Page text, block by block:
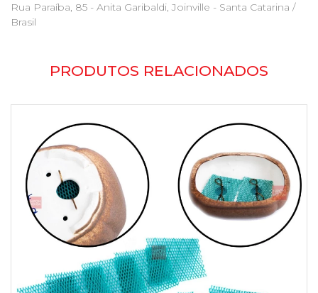
Rua Paraíba, 85 - Anita Garibaldi, Joinville - Santa Catarina /
Brasil
PRODUTOS RELACIONADOS